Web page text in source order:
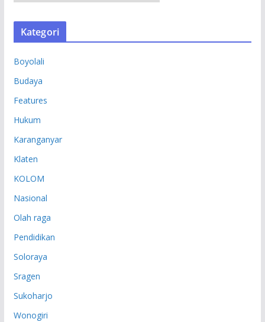
R
S
Kategori
Boyolali
Budaya
Features
Hukum
Karanganyar
Klaten
KOLOM
Nasional
Olah raga
Pendidikan
Soloraya
Sragen
Sukoharjo
Wonogiri